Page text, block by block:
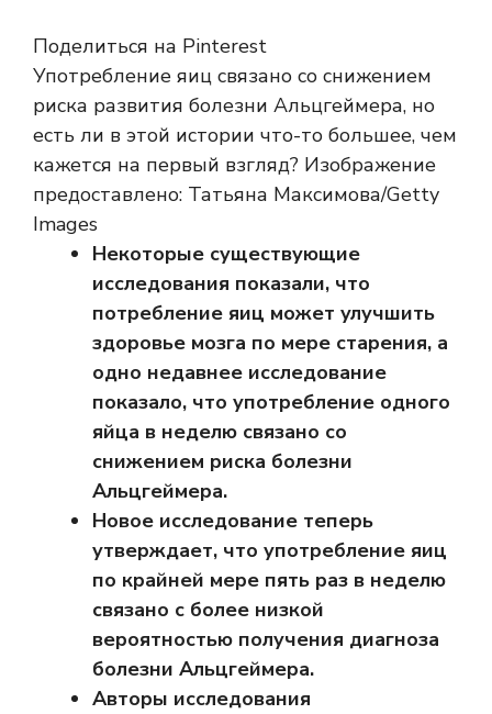
Поделиться на Pinterest
Употребление яиц связано со снижением
риска развития болезни Альцгеймера, но
есть ли в этой истории что-то большее, чем
кажется на первый взгляд? Изображение
предоставлено: Татьяна Максимова/Getty
Images
Некоторые существующие
исследования показали, что
потребление яиц может улучшить
здоровье мозга по мере старения, а
одно недавнее исследование
показало, что употребление одного
яйца в неделю связано со
снижением риска болезни
Альцгеймера.
Новое исследование теперь
утверждает, что употребление яиц
по крайней мере пять раз в неделю
связано с более низкой
вероятностью получения диагноза
болезни Альцгеймера.
Авторы исследования